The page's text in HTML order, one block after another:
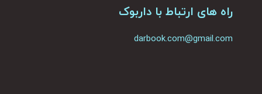
راه های ارتباط با داربوک
darbook.com@gmail.com